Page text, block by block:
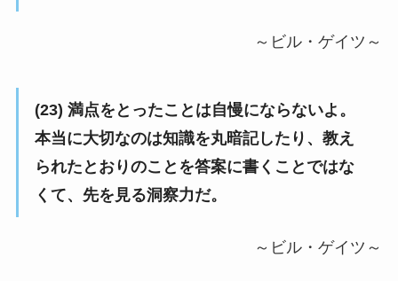
～ビル・ゲイツ～
(23) 満点をとったことは自慢にならないよ。
本当に大切なのは知識を丸暗記したり、教え
られたとおりのことを答案に書くことではな
くて、先を見る洞察力だ。
～ビル・ゲイツ～